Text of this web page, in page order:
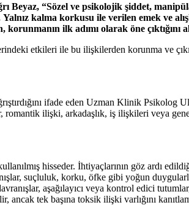
Beyaz, “Sözel ve psikolojik şiddet,
kalma korkusu ile verilen emek ve
ilk adımı olarak öne çıktığını
etkileri ile bu ilişkilerden korunma ve
ifade eden Uzman Klinik Psikolog
romantik ilişki, arkadaşlık, iş ilişkileri veya
hisseder. İhtiyaçlarının göz ardı
suçluluk, korku, öfke gibi yoğun
aşağılayıcı veya kontrol edici tutumlar,
tek başına toksik ilişki varlığını